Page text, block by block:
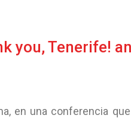
you, Tenerife!
en una conferencia